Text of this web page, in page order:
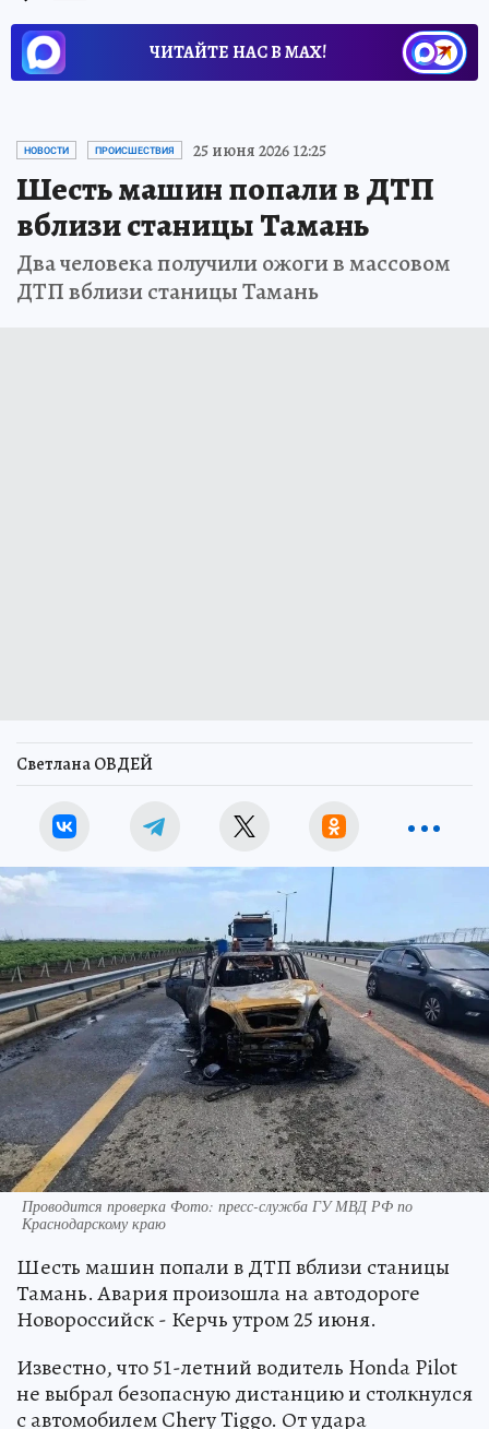
ЧИТАЙТЕ НАС В МАХ!
НОВОСТИ ПРОИСШЕСТВИЯ 25 июня 2026 12:25
Шесть машин попали в ДТП
вблизи станицы Тамань
Два человека получили ожоги в массовом
ДТП вблизи станицы Тамань
Светлана ОВДЕЙ
Проводится проверка Фото: пресс-служба ГУ МВД РФ по
Краснодарскому краю
Шесть машин попали в ДТП вблизи станицы
Тамань. Авария произошла на автодороге
Новороссийск - Керчь утром 25 июня.
Известно, что 51-летний водитель Honda Pilot
не выбрал безопасную дистанцию и столкнулся
с автомобилем Chery Tiggo. От удара